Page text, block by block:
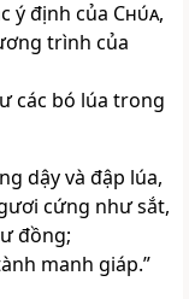
ý định của Chúa,
trình của
các bó lúa trong
dậy và đập lúa,
cứng như sắt,
đồng;
manh giáp.”